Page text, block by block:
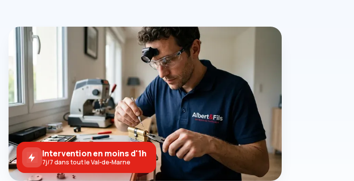
Intervention en moins d'1h
7j/7 dans tout le Val‑de‑Marne